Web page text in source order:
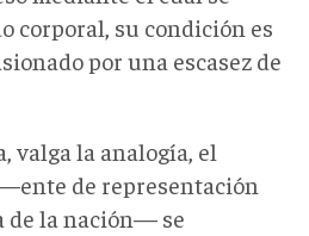
corporal, su condición es
por una escasez de
valga la analogía, el
ente de representación
la nación— se